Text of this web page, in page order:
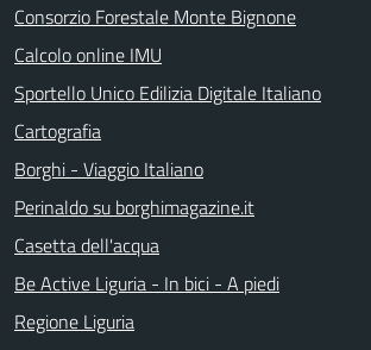
Consorzio Forestale Monte Bignone
Calcolo online IMU
Sportello Unico Edilizia Digitale Italiano
Cartografia
Borghi - Viaggio Italiano
Perinaldo su borghimagazine.it
Casetta dell'acqua
Be Active Liguria - In bici - A piedi
Regione Liguria